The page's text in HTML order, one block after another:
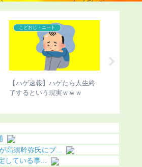
コンプレックス
【ハゲ速報】掛布雅之がAGA
治療した結果（画像あり）
高須幹弥氏にブ...
している事...